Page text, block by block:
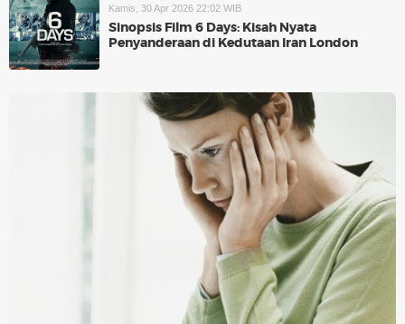
Kamis, 30 Apr 2026 22:02 WIB
Sinopsis Film 6 Days: Kisah Nyata
Penyanderaan di Kedutaan Iran London